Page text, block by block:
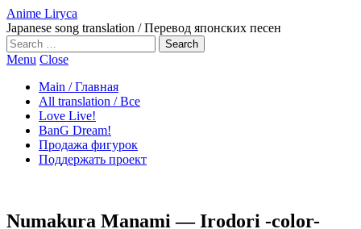
Anime Liryca
Japanese song translation / Перевод японских песен
Search
on:
Menu Close
Main / Главная
All translation / Все
Love Live!
BanG Dream!
Продажа фигурок
Поддержать проект
Numakura Manami — Irodori -color-